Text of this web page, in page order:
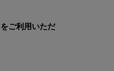
ご利用いただ